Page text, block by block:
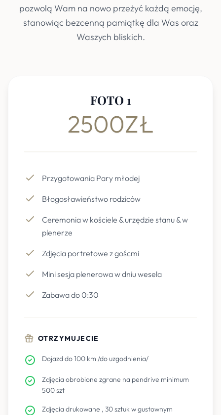
pozwolą Wam na nowo przeżyć każdą emocję,
stanowiąc bezcenną pamiątkę dla Was oraz
Waszych bliskich.
FOTO 1
2500ZŁ
Przygotowania Pary młodej
Błogosławieństwo rodziców
Ceremonia w kościele & urzędzie stanu & w
plenerze
Zdjęcia portretowe z goścmi
Mini sesja plenerowa w dniu wesela
Zabawa do 0:30
OTRZYMUJECIE
Dojazd do 100 km /do uzgodnienia/
Zdjęcia obrobione zgrane na pendrive minimum
500 szt
Zdjęcia drukowane , 30 sztuk w gustownym